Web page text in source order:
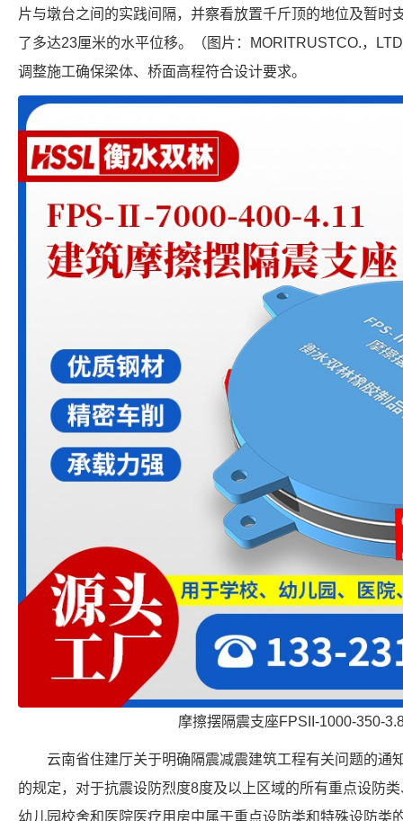
片与墩台之间的实践间隔，并察看放置千斤顶的地位及暂时
了多达23厘米的水平位移。（图片：MORITRUSTCO.，
调整施工确保梁体、桥面高程符合设计要求。
摩擦摆隔震支座FPSII-1000-350-
云南省住建厅关于明确隔震减震建筑工程有关问题的通
的规定，对于抗震设防烈度8度及以上区域的所有重点设防
幼儿园校舍和医院医疗用房中属于重点设防类和特殊设防类